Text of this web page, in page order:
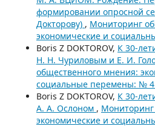
формировании опросной
Докторову) , Мониторинг
экономические и
Boris Z DOKTOROV, К 30-
Н. Н. Чуриловым и Е. И.
общественного мнения:
социальные перемены: № 4
Boris Z DOKTOROV, К 30-
А. А. Ослоном ,
экономические и